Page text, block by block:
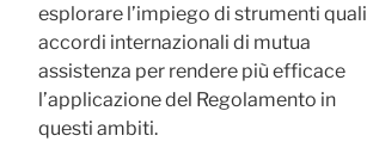
esplorare l’impiego di strumenti quali
accordi internazionali di mutua
assistenza per rendere più efficace
l’applicazione del Regolamento in
questi ambiti.